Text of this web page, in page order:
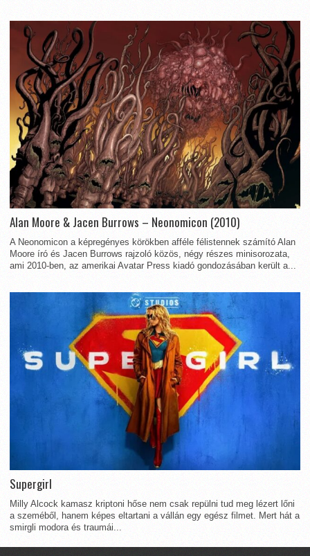
Alan Moore & Jacen Burrows – Neonomicon (2010)
A Neonomicon a képregényes körökben afféle félistennek számító Alan
Moore író és Jacen Burrows rajzoló közös, négy részes minisorozata,
ami 2010-ben, az amerikai Avatar Press kiadó gondozásában került a...
Supergirl
Milly Alcock kamasz kriptoni hőse nem csak repülni tud meg lézert lőni
a szeméből, hanem képes eltartani a vállán egy egész filmet. Mert hát a
smirgli modora és traumái...